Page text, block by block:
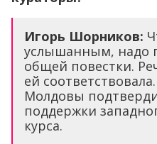
Игорь Шорников:
услышанным, надо
общей повестки.
ей
Молдовы
поддержки
курса.